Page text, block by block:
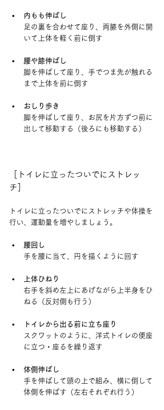
内もも伸ばし
足の裏を合わせて座り、両膝を外側に開
いて上体を軽く前に倒す
腰や膝伸ばし
脚を伸ばして座り、手でつま先が触れる
まで上体を前に倒す
おしり歩き
脚を伸ばして座り、お尻を片方ずつ前に
出して移動する（後ろにも移動する）
［トイレに立ったついでにストレッ
チ］
トイレに立ったついでにストレッチや体操を
行い、運動量を増やしましょう。
腰回し
手を腰に当て、円を描くように回す
上体ひねり
右手を斜め左上にあげながら上半身をひ
ねる（反対側も行う）
トイレから出る前に立ち座り
スクワットのように、洋式トイレの便座
に立つ・座るを繰り返す
体側伸ばし
手を伸ばして頭の上で組み、横に倒して
体側を伸ばす（左右それぞれ行う）